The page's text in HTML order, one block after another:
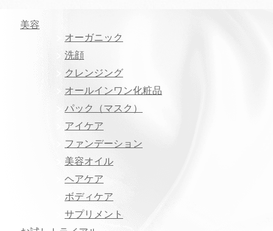
美容
オーガニック
洗顔
クレンジング
オールインワン化粧品
パック（マスク）
アイケア
ファンデーション
美容オイル
ヘアケア
ボディケア
サプリメント